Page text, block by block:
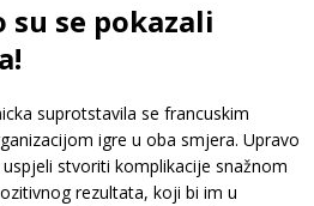
se pokazali
suprotstavila se francuskim
igre u oba smjera. Upravo
stvoriti komplikacije snažnom
rezultata, koji bi im u